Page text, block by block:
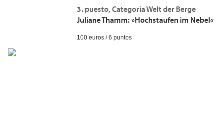
3. puesto, Categoría Welt der Berge
Juliane Thamm: »Hochstaufen im Nebel«
100 euros / 6 puntos